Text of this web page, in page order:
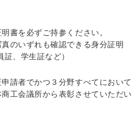
書を必ずご持参ください。
のいずれも確認できる身分証明
、学生証など）
請者でかつ３分野すべてにおいて
工会議所から表彰させていただい